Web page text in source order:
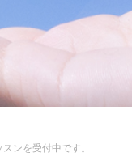
ンを受付中です。